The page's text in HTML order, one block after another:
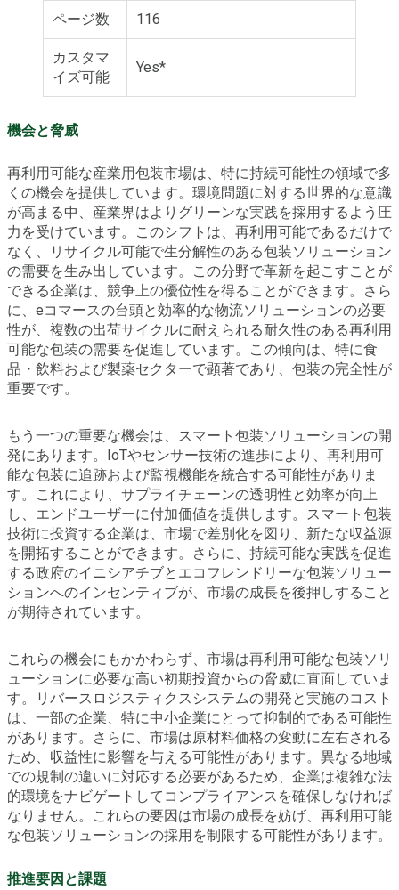
ページ数 116
カスタマ
イズ可能
Yes*
機会と脅威
再利用可能な産業用包装市場は、特に持続可能性の領域で多
くの機会を提供しています。環境問題に対する世界的な意識
が高まる中、産業界はよりグリーンな実践を採用するよう圧
力を受けています。このシフトは、再利用可能であるだけで
なく、リサイクル可能で生分解性のある包装ソリューション
の需要を生み出しています。この分野で革新を起こすことが
できる企業は、競争上の優位性を得ることができます。さら
に、eコマースの台頭と効率的な物流ソリューションの必要
性が、複数の出荷サイクルに耐えられる耐久性のある再利用
可能な包装の需要を促進しています。この傾向は、特に食
品・飲料および製薬セクターで顕著であり、包装の完全性が
重要です。
もう一つの重要な機会は、スマート包装ソリューションの開
発にあります。IoTやセンサー技術の進歩により、再利用可
能な包装に追跡および監視機能を統合する可能性がありま
す。これにより、サプライチェーンの透明性と効率が向上
し、エンドユーザーに付加価値を提供します。スマート包装
技術に投資する企業は、市場で差別化を図り、新たな収益源
を開拓することができます。さらに、持続可能な実践を促進
する政府のイニシアチブとエコフレンドリーな包装ソリュー
ションへのインセンティブが、市場の成長を後押しすること
が期待されています。
これらの機会にもかかわらず、市場は再利用可能な包装ソリ
ューションに必要な高い初期投資からの脅威に直面していま
す。リバースロジスティクスシステムの開発と実施のコスト
は、一部の企業、特に中小企業にとって抑制的である可能性
があります。さらに、市場は原材料価格の変動に左右される
ため、収益性に影響を与える可能性があります。異なる地域
での規制の違いに対応する必要があるため、企業は複雑な法
的環境をナビゲートしてコンプライアンスを確保しなければ
なりません。これらの要因は市場の成長を妨げ、再利用可能
な包装ソリューションの採用を制限する可能性があります。
推進要因と課題